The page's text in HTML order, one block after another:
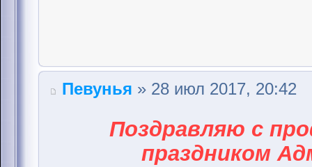
Певунья » 28 июл 2017, 20:42
Поздравляю с
праздником